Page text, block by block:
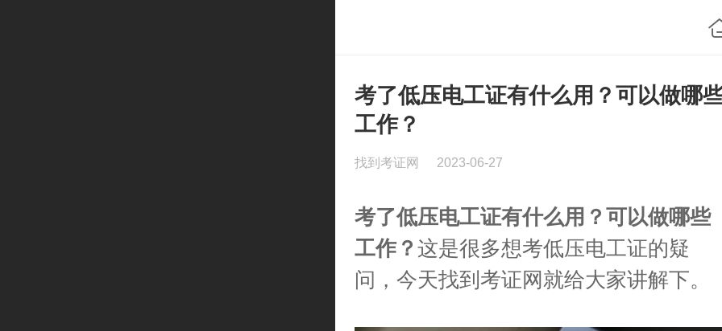
考了低压电工证有什么用？可以做哪
工作？
找到考证网 2023-06-27
考了低压电工证有什么用？可以做哪些
工作？ 这是很多想考低压电工证的疑
问，今天找到考证网就给大家讲解下。